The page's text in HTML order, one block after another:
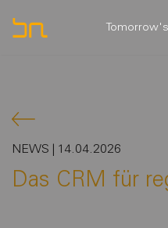
NEWS | 14.04.2026
Das CRM für